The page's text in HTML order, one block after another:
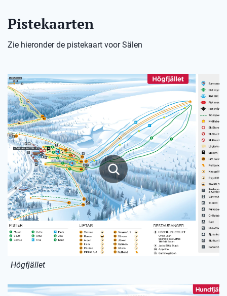
Pistekaarten
Zie hieronder de pistekaart voor Sälen
Högfjället